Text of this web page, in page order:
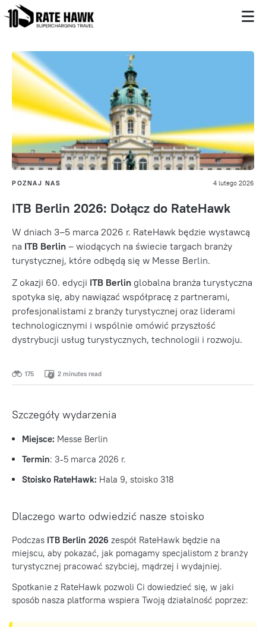
POZNAJ NAS 4 lutego 2026
ITB Berlin 2026: Dołącz do RateHawk
W dniach 3–5 marca 2026 r. RateHawk będzie wystawcą
na ITB Berlin – wiodących na świecie targach branży
turystycznej, które odbędą się w Messe Berlin.
Z okazji 60. edycji ITB Berlin globalna branża turystyczna
spotyka się, aby nawiązać współpracę z partnerami,
profesjonalistami z branży turystycznej oraz liderami
technologicznymi i wspólnie omówić przyszłość
dystrybucji usług turystycznych, technologii i rozwoju.
175 2 minutes read
Szczegóły wydarzenia
Miejsce: Messe Berlin
Termin: 3-5 marca 2026 r.
Stoisko RateHawk: Hala 9, stoisko 318
Dlaczego warto odwiedzić nasze stoisko
Podczas ITB Berlin 2026 zespół RateHawk będzie na
miejscu, aby pokazać, jak pomagamy specjalistom z branży
turystycznej pracować szybciej, mądrzej i wydajniej.
Spotkanie z RateHawk pozwoli Ci dowiedzieć się, w jaki
sposób nasza platforma wspiera Twoją działalność poprzez: